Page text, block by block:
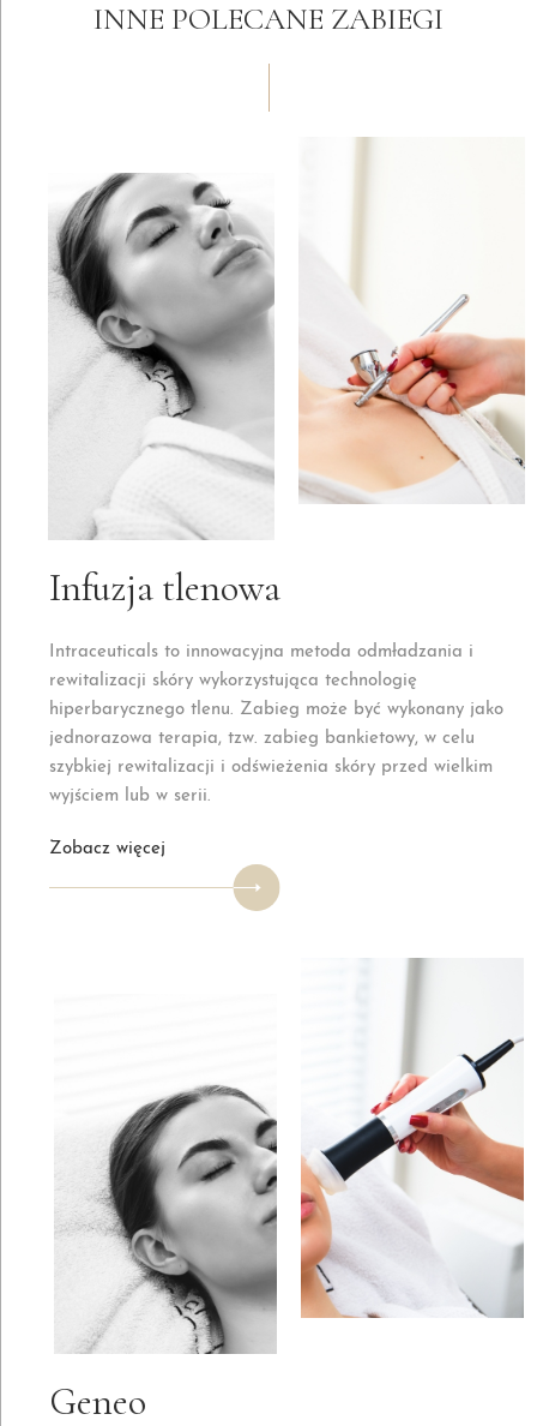
INNE POLECANE ZABIEGI
Infuzja tlenowa
Intraceuticals to innowacyjna metoda odmładzania i
rewitalizacji skóry wykorzystująca technologię
hiperbarycznego tlenu. Zabieg może być wykonany jako
jednorazowa terapia, tzw. zabieg bankietowy, w celu
szybkiej rewitalizacji i odświeżenia skóry przed wielkim
wyjściem lub w serii.
Zobacz więcej
Geneo